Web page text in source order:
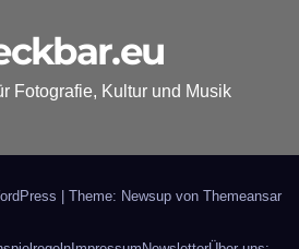
Fotografie, Kultur und Musik
Theme: Newsup von Themeansar